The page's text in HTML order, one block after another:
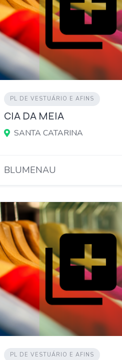
PL DE VESTUÁRIO E AFINS
CIA DA MEIA
SANTA CATARINA
BLUMENAU
PL DE VESTUÁRIO E AFINS